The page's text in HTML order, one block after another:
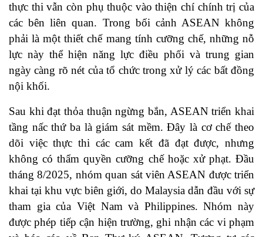
thực thi vẫn còn phụ thuộc vào thiện chí chính trị của
các bên liên quan. Trong bối cảnh ASEAN không
phải là một thiết chế mang tính cưỡng chế, những nỗ
lực này thể hiện năng lực điều phối và trung gian
ngày càng rõ nét của tổ chức trong xử lý các bất đồng
nội khối.
Sau khi đạt thỏa thuận ngừng bắn, ASEAN triển khai
tầng nấc thứ ba là giám sát mềm. Đây là cơ chế theo
dõi việc thực thi các cam kết đã đạt được, nhưng
không có thẩm quyền cưỡng chế hoặc xử phạt. Đầu
tháng 8/2025, nhóm quan sát viên ASEAN được triển
khai tại khu vực biên giới, do Malaysia dẫn đầu với sự
tham gia của Việt Nam và Philippines. Nhóm này
được phép tiếp cận hiện trường, ghi nhận các vi phạm